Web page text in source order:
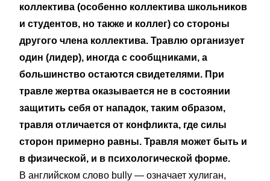
коллектива (особенно коллектива школьников
и студентов, но также и коллег) со стороны
другого члена коллектива. Травлю организует
один (лидер), иногда с сообщниками, а
большинство остаются свидетелями. При
травле жертва оказывается не в состоянии
защитить себя от нападок, таким образом,
травля отличается от конфликта, где силы
сторон примерно равны. Травля может быть и
в физической, и в психологической форме.
В английском слово bully — означает хулиган,